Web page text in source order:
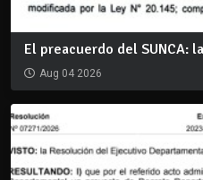
El preacuerdo del SUNCA:
Aug 04 2026